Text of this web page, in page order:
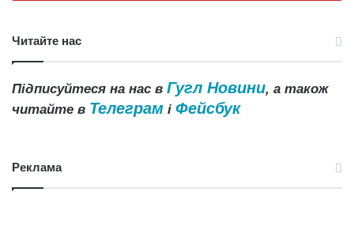
Читайте нас
Підписуйтеся на нас в Гугл Новини, а також
читайте в Телеграм і Фейсбук
Реклама